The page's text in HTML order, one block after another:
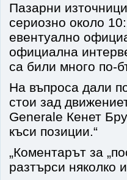
Пазарни
сериозно около
евентуално
официална
са били много по-
На въпроса дали
стои зад
Generale Кенет
къси позиции.“
„Коментарът за
разтърси няколко